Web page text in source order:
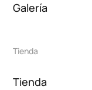
Galería
Tienda
Tienda